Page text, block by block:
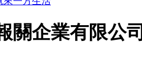
關企業有限公司